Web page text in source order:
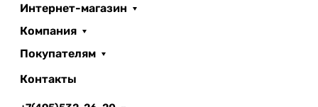
Интернет-магазин
Компания
Покупателям
Контакты